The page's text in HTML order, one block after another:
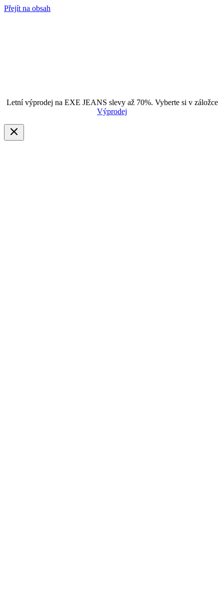
Přejít na obsah
Letní výprodej na EXE JEANS slevy až 70%. Vyberte si v záložce
Výprodej